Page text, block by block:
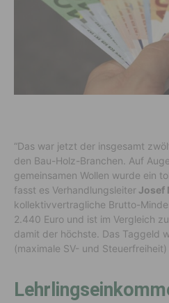
“Das war jetzt der insgesamt
den Bau-Holz-Branchen. Auf
gemeinsamen Wollen wurde ein
fasst es Verhandlungsleiter Josef
kollektivvertragliche Brutto-
2.440 Euro und ist im Vergleich
damit der höchste. Das Taggeld
(maximale SV- und